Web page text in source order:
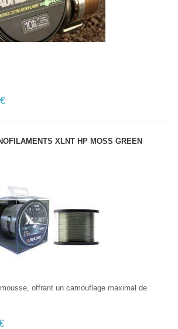
XLNT HP MOSS GREEN
VOIR LE PRODUIT
offrant un camouflage maximal de